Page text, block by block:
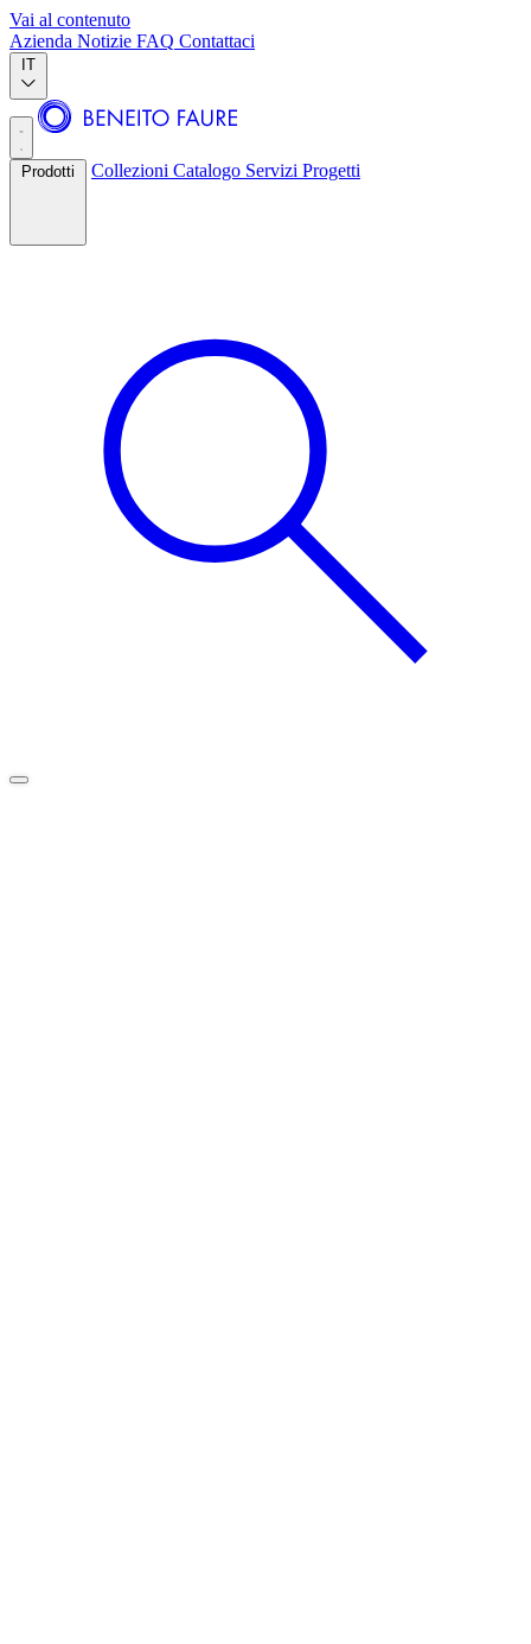
Vai al contenuto
Azienda Notizie FAQ Contattaci
IT
Prodotti Collezioni Catalogo Servizi Progetti